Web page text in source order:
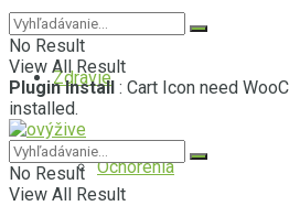
Zdravie
Ochorenia
No Result
View All Result
Plugin Install : Cart Icon need
installed.
No Result
View All Result